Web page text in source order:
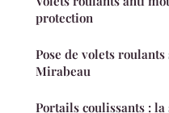
protection
Pose de volets
Mirabeau
Portails coulissants :